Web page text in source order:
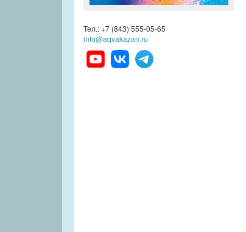
Тел.: +7 (843) 555-05-65
info@aqvakazan.ru